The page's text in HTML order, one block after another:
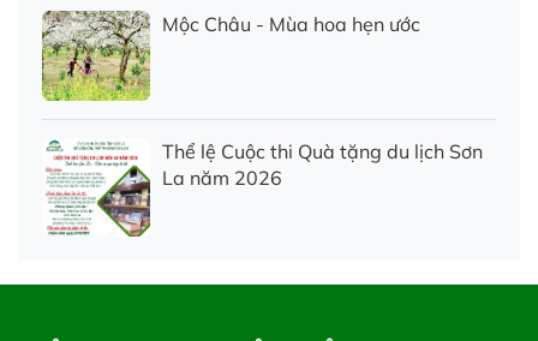
Mộc Châu - Mùa hoa hẹn ước
Thể lệ Cuộc thi Quà tặng du lịch Sơn
La năm 2026